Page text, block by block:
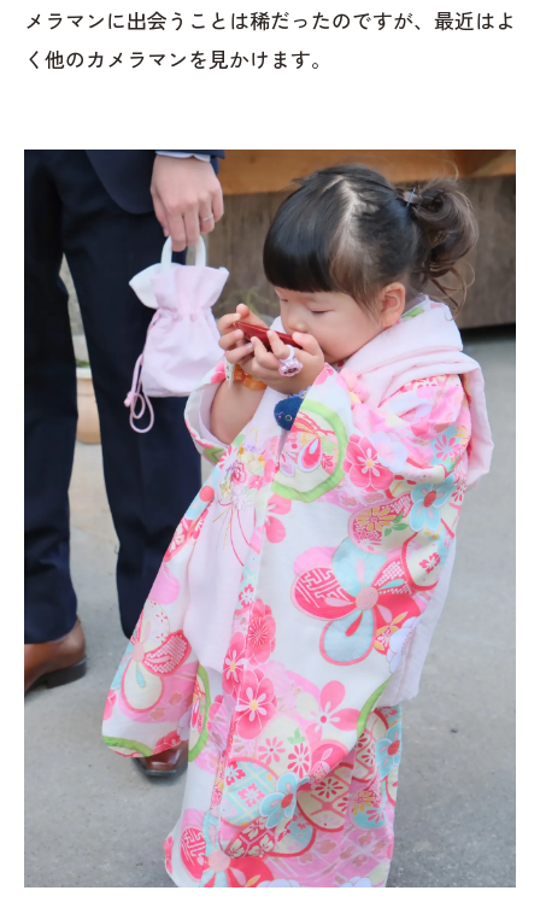
メラマンに出会うことは稀だったのですが、最近はよ
く他のカメラマンを見かけます。